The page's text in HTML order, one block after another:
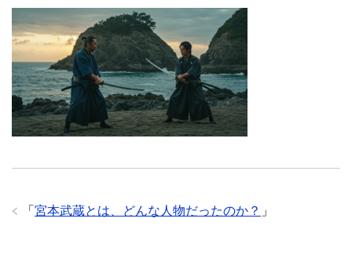
b
o
o
k
t
e
r
s
a
g
e
t
s
A
p
p
s
e
n
g
e
r
n
a
e
t
h
t
a
i
l
「 宮本武蔵とは、どんな人物だったのか？ 」